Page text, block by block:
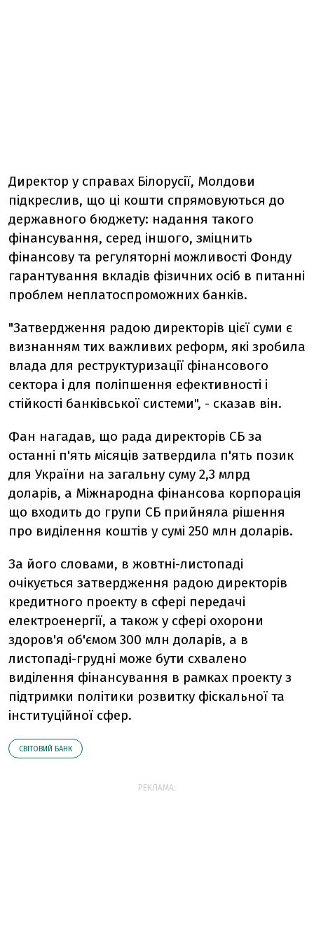
Директор у справах Білорусії, Молдови
підкреслив, що ці кошти спрямовуються до
державного бюджету: надання такого
фінансування, серед іншого, зміцнить
фінансову та регуляторні можливості Фонду
гарантування вкладів фізичних осіб в питанні
проблем неплатоспроможних банків.
"Затвердження радою директорів цієї суми є
визнанням тих важливих реформ, які зробила
влада для реструктуризації фінансового
сектора і для поліпшення ефективності і
стійкості банківської системи", - сказав він.
Фан нагадав, що рада директорів СБ за
останні п'ять місяців затвердила п'ять позик
для України на загальну суму 2,3 млрд
доларів, а Міжнародна фінансова корпорація
що входить до групи СБ прийняла рішення
про виділення коштів у сумі 250 млн доларів.
За його словами, в жовтні-листопаді
очікується затвердження радою директорів
кредитного проекту в сфері передачі
електроенергії, а також у сфері охорони
здоров'я об'ємом 300 млн доларів, а в
листопаді-грудні може бути схвалено
виділення фінансування в рамках проекту з
підтримки політики розвитку фіскальної та
інституційної сфер.
СВІТОВИЙ БАНК
РЕКЛАМА: